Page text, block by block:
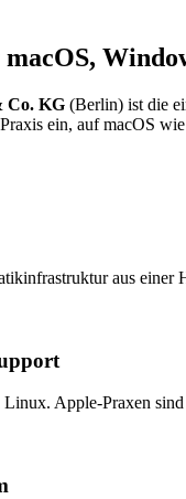
Co. KG (Berlin) ist die
ein, auf macOS
aus einer
Apple-Praxen